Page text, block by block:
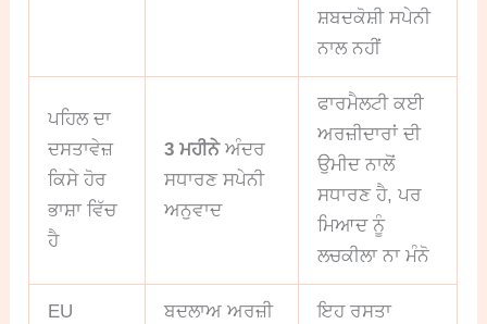
ਸ਼ਬਦਕੋਸ਼ੀ ਸਪੇਨੀ
ਨਾਲ ਨਹੀਂ
ਪਹਿਲ ਦਾ
ਦਸਤਾਵੇਜ਼
ਕਿਸੇ ਹੋਰ
ਭਾਸ਼ਾ ਵਿੱਚ
ਹੈ
3 ਮਹੀਨੇਅੰਦਰ
ਸਧਾਰਣ ਸਪੇਨੀ
ਅਨੁਵਾਦ
ਫਾਰਮੈਲਟੀ ਕਈ
ਅਰਜ਼ੀਦਾਰਾਂ ਦੀ
ਉਮੀਦ ਨਾਲੋਂ
ਸਧਾਰਣ ਹੈ, ਪਰ
ਮਿਆਦ ਨੂੰ
ਲਚਕੀਲਾ ਨਾ ਮੰਨੋ
EU
ਬਦਲਾਅ ਅਰਜ਼ੀ
ਇਹ ਰਸਤਾ